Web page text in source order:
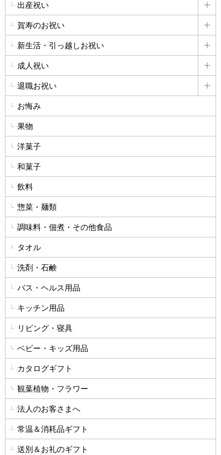
出産祝い
詳
賀寿のお祝い
詳
新生活・引っ越しお祝い
詳
成人祝い
詳
退職お祝い
詳
お悔み
果物
洋菓子
和菓子
飲料
惣菜・麺類
調味料・佃煮・その他食品
タオル
洗剤・石鹸
バス・ヘルス用品
キッチン用品
リビング・寝具
ベビー・キッズ用品
カタログギフト
観葉植物・フラワー
法人のお客さまへ
常温＆消耗品ギフト
送別＆お礼のギフト